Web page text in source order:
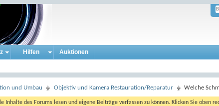
Hilfen Auktionen
und Umbau Objektiv und Kamera Restauration/Reparatur Welche
Inhalte des Forums lesen und eigene Beiträge verfassen zu können. Klicken Sie oben